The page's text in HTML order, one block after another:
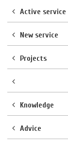
Active service
New service
Projects
Knowledge
Advice